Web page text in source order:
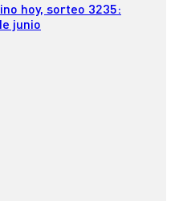
hoy, sorteo 3235:
junio